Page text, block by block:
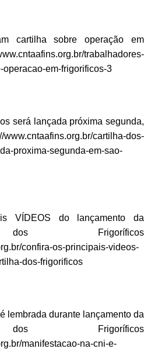
cartilha sobre operação em
trabalhadores-
operacao-em-frigorificos-3
será lançada próxima segunda,
cartilha-dos-
proxima-segunda-em-sao-
VÍDEOS do lançamento da
Frigoríficos
confira-os-principais-videos-
dos-frigorificos
lembrada durante lançamento da
Frigoríficos
manifestacao-na-cni-e-